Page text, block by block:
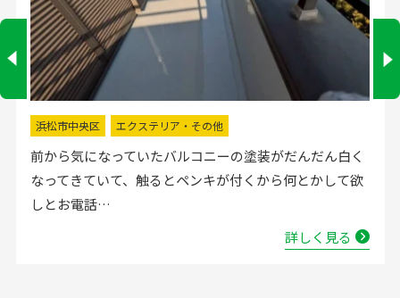
掛川市 水回りリフォーム
流し台の水栓が壊れたので直してほしいと弊社にお電話
いただきました。確認した所、水栓の吐水が落ちたよう
で取替する…
詳しく見る